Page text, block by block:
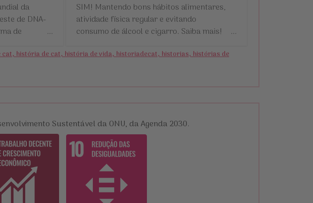
da
de DNA-
de
...
SIM! Mantendo bons hábitos alimentares,
atividade física regular e evitando
consumo de álcool e cigarro. Saiba mais!
...
história de cat, história de vida, historiadecat, historias, histórias de
Sustentável da ONU, da Agenda 2030.